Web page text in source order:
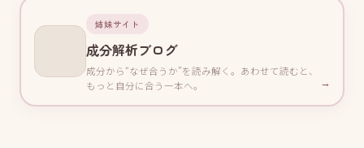
姉妹サイト
成分解析ブログ
成分から“なぜ合うか”を読み解く。あわせて読むと、
もっと自分に合う一本へ。
→